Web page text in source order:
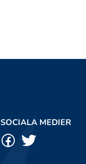
SOCIALA MEDIER